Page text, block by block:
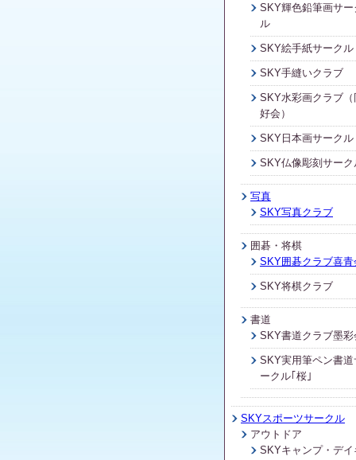
SKY輝色鉛筆画サー
ル
SKY絵手紙サークル
SKY手縫いクラブ
SKY水彩画クラブ（
好会）
SKY日本画サークル
SKY仏像彫刻サーク
写真
SKY写真クラブ
囲碁・将棋
SKY囲碁クラブ喜青
SKY将棋クラブ
書道
SKY書道クラブ墨彩
SKY実用筆ペン書道
ークル｢桜｣
SKYスポーツサークル
アウトドア
SKYキャンプ・デイ